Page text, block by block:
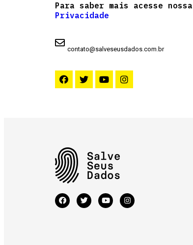
Para saber mais acesse nossa
Privacidade
contato@salveseusdados.com.br